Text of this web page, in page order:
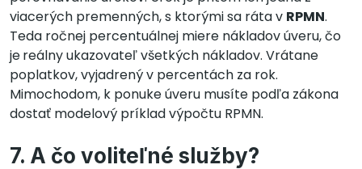
viacerých premenných, s ktorými sa ráta v RPMN.
Teda ročnej percentuálnej miere nákladov úveru, čo
jereálny ukazovateľ všetkých nákladov. Vrátane
poplatkov, vyjadrený v percentách za rok.
Mimochodom, k ponuke úveru musíte podľa zákona
dostať modelový príklad výpočtu RPMN.
7. A čo voliteľné služby?